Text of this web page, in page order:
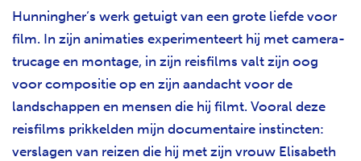
Hunningher’s werk getuigt van een grote liefde voor
film. In zijn animaties experimenteert hij met camera-
trucage en montage, in zijn reisfilms valt zijn oog
voor compositie op en zijn aandacht voor de
landschappen en mensen die hij filmt. Vooral deze
reisfilms prikkelden mijn documentaire instincten:
verslagen van reizen die hij met zijn vrouw Elisabeth